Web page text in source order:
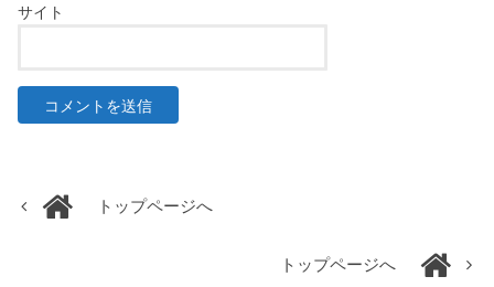
サイト
トップページへ
トップページへ